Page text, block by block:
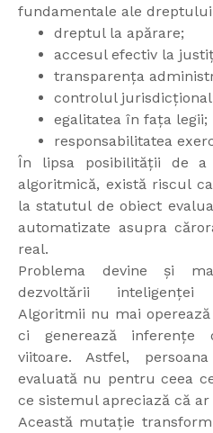
fundamentale ale
dreptul la apărare;
accesul efectiv la
transparența
controlul
egalitatea în fața legii;
responsabilitatea
În lipsa posibilității de a
algoritmică, există riscul
la statutul de obiect
automatizate asupra
real.
Problema devine și
dezvoltării inteligenței
Algoritmii nu mai
ci generează inferențe
viitoare. Astfel,
evaluată nu pentru ceea
ce sistemul apreciază că
Această mutație